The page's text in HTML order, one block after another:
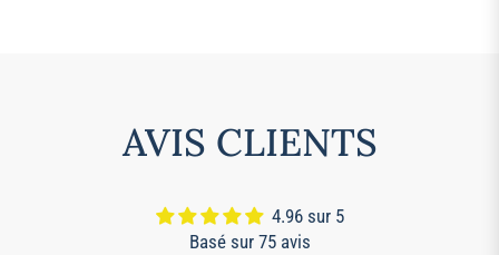
AVIS CLIENTS
4.96 sur 5
Basé sur 75 avis